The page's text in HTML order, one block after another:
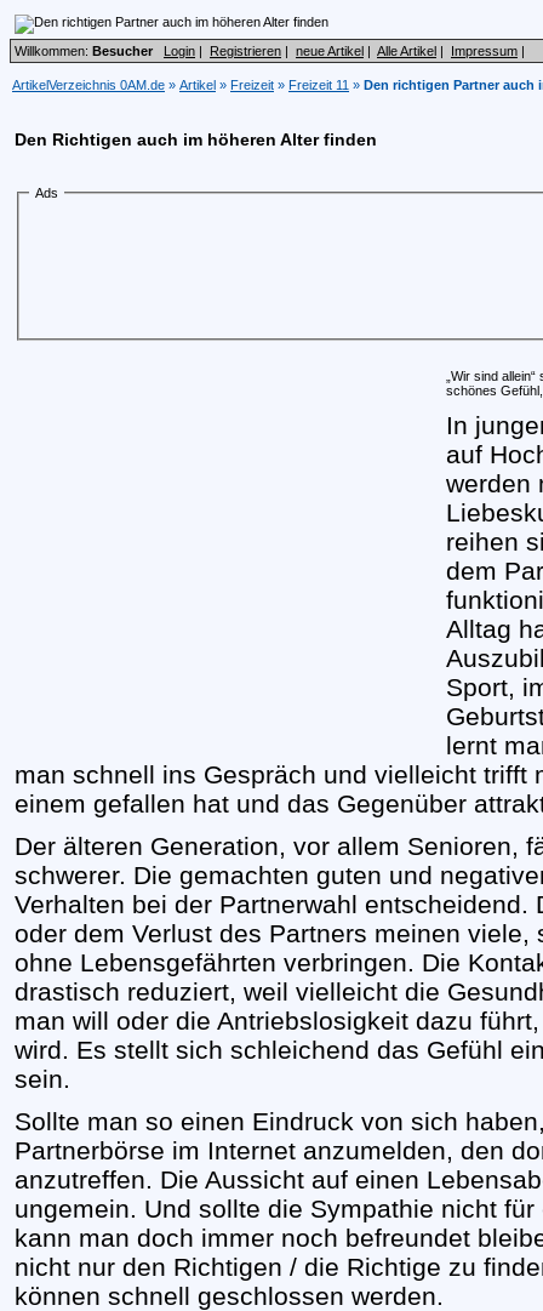
Willkommen: Besucher Login | Registrieren | neue Artikel | Alle Artikel | Impressum |
ArtikelVerzeichnis 0AM.de » Artikel » Freizeit » Freizeit 11 » Den richtigen Partner auch
Den Richtigen auch im höheren Alter finden
Ads
„Wir sind
schönes
In
auf
werden
reihen
dem
Alltag
Sport,
lernt
man schnell ins Gespräch und vielleicht trifft
einem gefallen hat und das Gegenüber
Der älteren Generation, vor allem Senioren,
schwerer. Die gemachten guten und
Verhalten bei der Partnerwahl
oder dem Verlust des Partners meinen
ohne Lebensgefährten verbringen. Die
drastisch reduziert, weil vielleicht die
man will oder die Antriebslosigkeit dazu
wird. Es stellt sich schleichend das Gefühl
sein.
Sollte man so einen Eindruck von sich
Partnerbörse im Internet anzumelden, den
anzutreffen. Die Aussicht auf einen
ungemein. Und sollte die Sympathie nicht
kann man doch immer noch befreundet
nicht nur den Richtigen / die Richtige zu
können schnell geschlossen werden.